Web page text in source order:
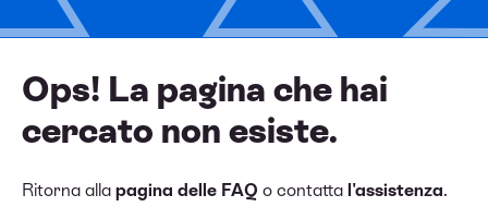
Ops! La pagina che hai
cercato non esiste.
Ritorna alla pagina delle FAQ o contatta l'assistenza.